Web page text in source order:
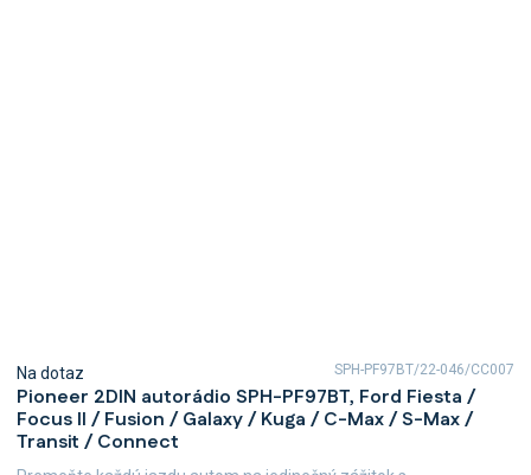
Pioneer 2DIN autorádio SPH-PF97BT, Ford Fiesta /
Focus II / Fusion / Galaxy / Kuga / C-Max / S-Max /
Transit / Connect
Na dotaz SPH-PF97BT/22-046/CC007